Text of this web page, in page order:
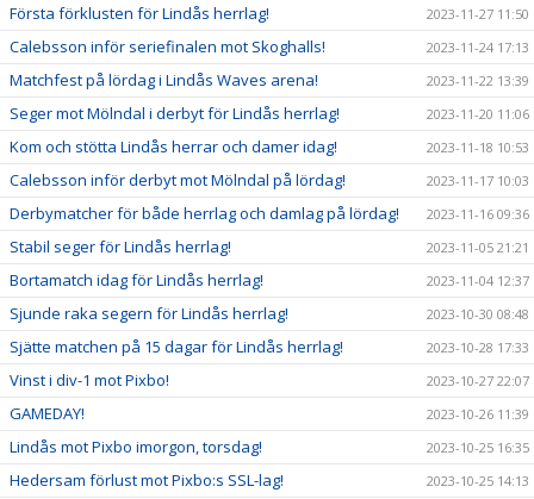
Första förklusten för Lindås herrlag! 2023-11-27 11:50
Calebsson inför seriefinalen mot Skoghalls! 2023-11-24 17:13
Matchfest på lördag i Lindås Waves arena! 2023-11-22 13:39
Seger mot Mölndal i derbyt för Lindås herrlag! 2023-11-20 11:06
Kom och stötta Lindås herrar och damer idag! 2023-11-18 10:53
Calebsson inför derbyt mot Mölndal på lördag! 2023-11-17 10:03
Derbymatcher för både herrlag och damlag på lördag! 2023-11-16 09:36
Stabil seger för Lindås herrlag! 2023-11-05 21:21
Bortamatch idag för Lindås herrlag! 2023-11-04 12:37
Sjunde raka segern för Lindås herrlag! 2023-10-30 08:48
Sjätte matchen på 15 dagar för Lindås herrlag! 2023-10-28 17:33
Vinst i div-1 mot Pixbo! 2023-10-27 22:07
GAMEDAY! 2023-10-26 11:39
Lindås mot Pixbo imorgon, torsdag! 2023-10-25 16:35
Hedersam förlust mot Pixbo:s SSL-lag! 2023-10-25 14:13